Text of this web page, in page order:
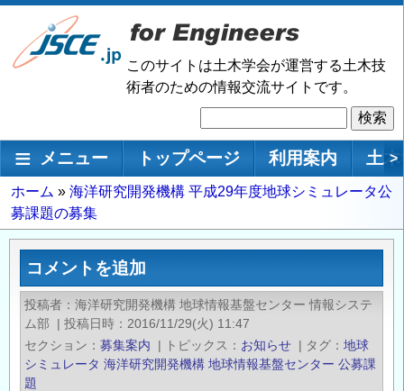
メ
ン
移
動
このサイトは土木学会が運営する土木技
術者のための情報交流サイトです。
索
メインナビゲーション
メニュー トップページ 利用案内 土 >
パ
ン
く
ホーム
海洋研究開発機構 平成29年度地球シミュレータ公
募課題の募集
コメントを追加
投稿者
海洋研究開発機構 地球情報基盤センター 情報システ
ム部
| 投稿日時
2016/11/29(火) 11:47
セクション
募集案内 | トピックス お知らせ | タグ
地球
シミュレータ 海洋研究開発機構 地球情報基盤センター 公募課
題